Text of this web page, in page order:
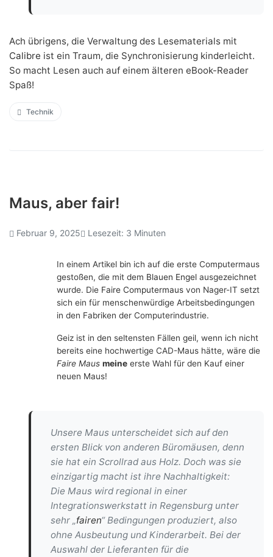
Ach übrigens, die Verwaltung des Lesematerials mit
Calibre ist ein Traum, die Synchronisierung kinderleicht.
So macht Lesen auch auf einem älteren eBook-Reader
Spaß!
Technik
Maus, aber fair!
Februar 9, 2025 Lesezeit: 3 Minuten
In einem Artikel bin ich auf die erste Computermaus
gestoßen, die mit dem Blauen Engel ausgezeichnet
wurde. Die Faire Computermaus von Nager-IT setzt
sich ein für menschenwürdige Arbeitsbedingungen
in den Fabriken der Computerindustrie.
Geiz ist in den seltensten Fällen geil, wenn ich nicht
bereits eine hochwertige CAD-Maus hätte, wäre die
Faire Maus meine erste Wahl für den Kauf einer
neuen Maus!
Unsere Maus unterscheidet sich auf den
ersten Blick von anderen Büromäusen, denn
sie hat ein Scrollrad aus Holz. Doch was sie
einzigartig macht ist ihre Nachhaltigkeit:
Die Maus wird regional in einer
Integrationswerkstatt in Regensburg unter
sehr „fairen“ Bedingungen produziert, also
ohne Ausbeutung und Kinderarbeit. Bei der
Auswahl der Lieferanten für die